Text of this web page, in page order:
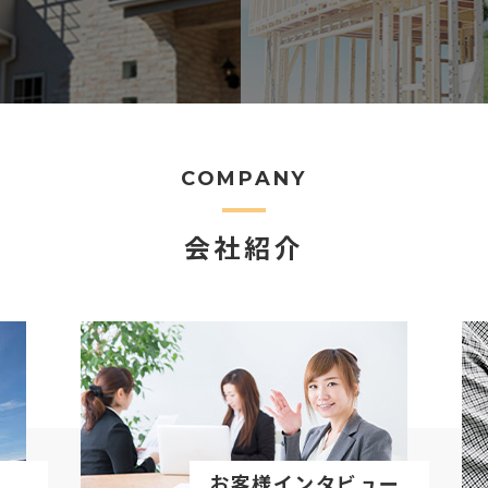
COMPANY
会社紹介